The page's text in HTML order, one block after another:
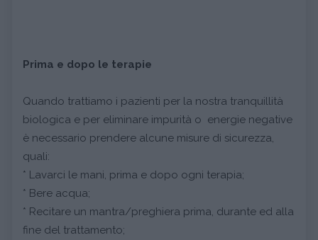
Prima e dopo le terapie
Quando trattiamo i pazienti per la nostra tranquillità
biologica e per eliminare impurità o energie negative
è necessario prendere alcune misure di sicurezza,
quali:
* Lavarci le mani, prima e dopo ogni terapia;
* Bere acqua;
* Recitare un mantra/preghiera prima, durante ed alla
fine del trattamento;